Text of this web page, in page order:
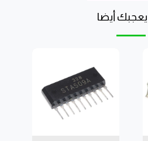
يعجبك أيضا